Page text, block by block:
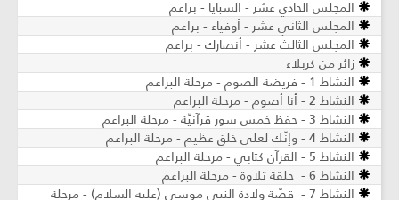
المجلس الحادي عشر - السبايا - براعم
المجلس الثاني عشر - أوفياء - براعم
المجلس الثالث عشر - أنصارك - براعم
زائر من كربلاء
النشاط 1 - فريضة الصوم - مرحلة البراعم
النشاط 2 - أنا أصوم - مرحلة البراعم
النشاط 3 - حفظ خمس سور قرآنيّة - مرحلة البراعم
النشاط 4 - وإنّك لعلى خلق عظيم - مرحلة البراعم
النشاط 5 - القرآن كتابي - مرحلة البراعم
النشاط 6 - حلقة تلاوة - مرحلة البراعم
النشاط 7 - قصّة ولادة النبي موسى (عليه السلام) - مرحلة